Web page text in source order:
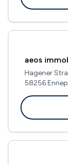
aeos
Hagener
58256